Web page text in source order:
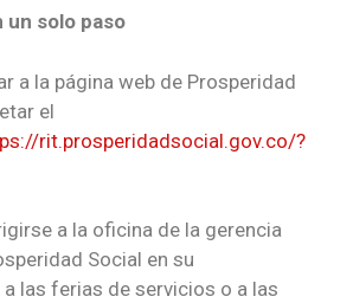
solo paso
a la página web de Prosperidad
el
rit.prosperidadsocial.gov.co/?
a la oficina de la gerencia
Social en su
las ferias de servicios o a las